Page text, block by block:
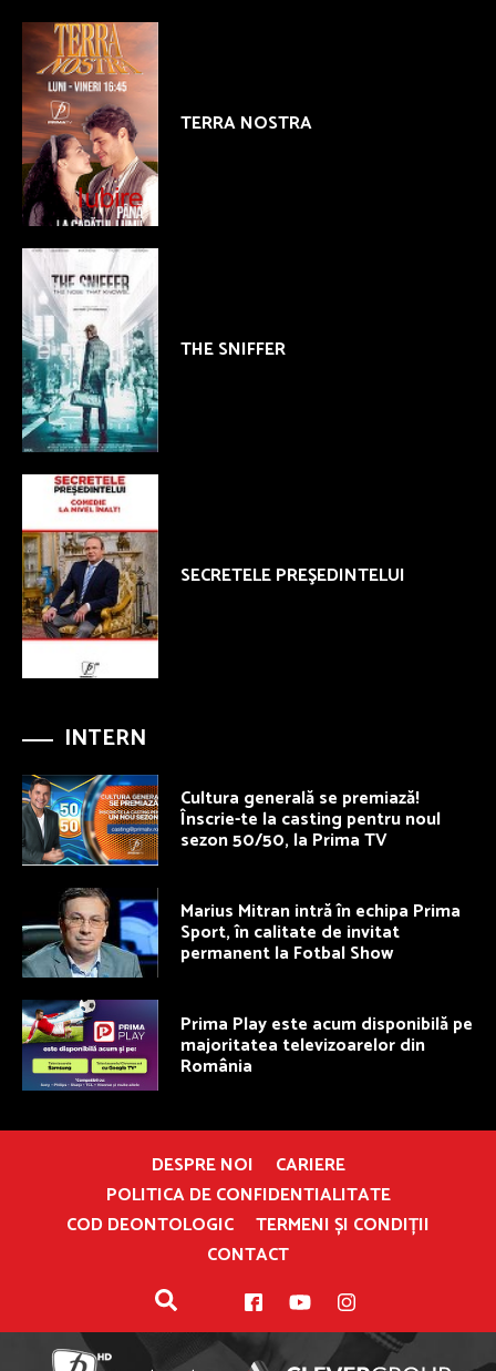
TERRA NOSTRA
THE SNIFFER
SECRETELE PREŞEDINTELUI
INTERN
Cultura generală se premiază!
Înscrie-te la casting pentru noul
sezon 50/50, la Prima TV
Marius Mitran intră în echipa Prima
Sport, în calitate de invitat
permanent la Fotbal Show
Prima Play este acum disponibilă pe
majoritatea televizoarelor din
România
DESPRE NOI
CARIERE
POLITICA DE CONFIDENTIALITATE
COD DEONTOLOGIC
TERMENI ȘI CONDIȚII
CONTACT